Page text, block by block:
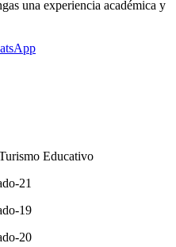
una experiencia académica y